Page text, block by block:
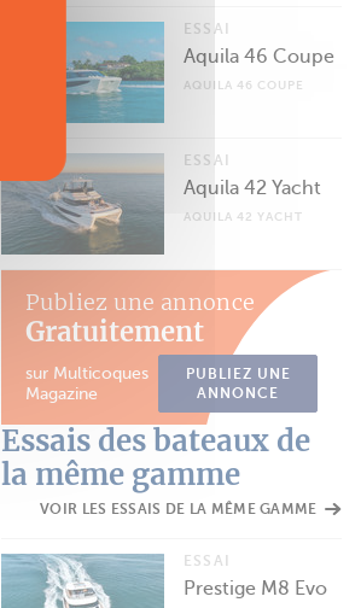
ESSAI
Aquila 46 Coupe
AQUILA 46 COUPE
ESSAI
Aquila 42 Yacht
AQUILA 42 YACHT
Publiez une annonce
Gratuitement
sur Multicoques
Magazine
PUBLIEZ UNE
ANNONCE
Essais des bateaux de
la même gamme
VOIR LES ESSAIS DE LA MÊME GAMME
ESSAI
Prestige M8 Evo